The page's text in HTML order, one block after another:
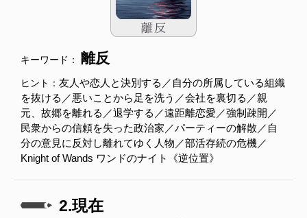
キーワード： 離反
ヒント： 友人や恋人と決別する／自分の所属している組織
を抜ける／悪いことから足を洗う／会社を裏切る／親
元、故郷を離れる／退学する／遠距離恋愛／強制疎開／
民衆からの信頼を失った政治家／パーティーの解散／自
分の意見に反対し離れてゆく人物／部活存続の危機／
Knight of Wands ワンドのナイト《逆位置》
2.現在